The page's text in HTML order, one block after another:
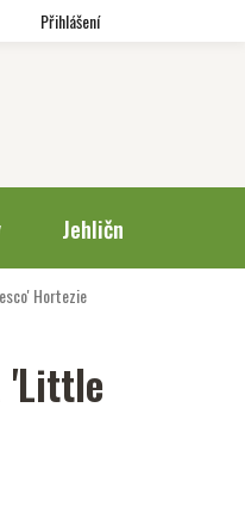
Přihlášení
Jehličnany
Hortezie
'Little